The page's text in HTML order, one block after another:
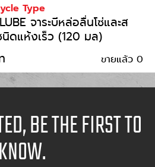
Type
จาระบีหล่อลื่นโซ่และส
นิดแห้งเร็ว (120 มล)
ขายแล้ว 0
BE THE FIRST TO
KNOW.